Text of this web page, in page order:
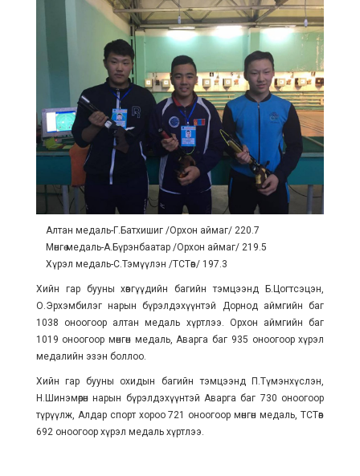
Алтан медаль-Г.Батхишиг /Орхон аймаг/ 220.7
Мөнгө медаль-А.Бүрэнбаатар /Орхон аймаг/ 219.5
Хүрэл медаль-С.Тэмүүлэн /ТСТөв/ 197.3
Хийн гар бууны хөвгүүдийн багийн тэмцээнд Б.Цогтсэцэн,
О.Эрхэмбилэг нарын бүрэлдэхүүнтэй Дорнод аймгийн баг
1038 оноогоор алтан медаль хүртлээ. Орхон аймгийн баг
1019 оноогоор мөнгөн медаль, Аварга баг 935 оноогоор хүрэл
медалийн эзэн боллоо.
Хийн гар бууны охидын багийн тэмцээнд П.Түмэнхүслэн,
Н.Шинэмөрөн нарын бүрэлдэхүүнтэй Аварга баг 730 оноогоор
түрүүлж, Алдар спорт хороо 721 оноогоор мөнгөн медаль, ТСТөв
692 оноогоор хүрэл медаль хүртлээ.